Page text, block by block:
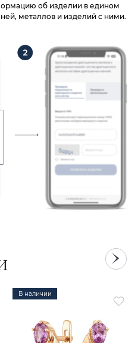
об изделии в едином
металлов и изделий с ними.
В наличии